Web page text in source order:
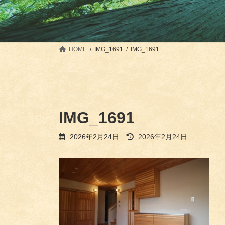
HOME IMG_1691 IMG_1691
IMG_1691
2026年2月24日
最
日
時
:
2026年2月24日